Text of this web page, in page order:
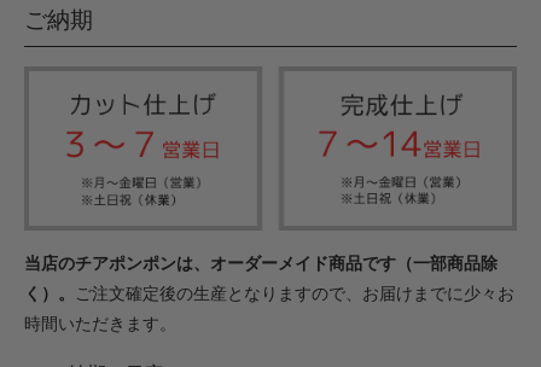
ご納期
当店のチアポンポンは、オーダーメイド商品です（一部商品除
く）。
ご注文確定後の生産となりますので、お届けまでに少々お
時間いただきます。